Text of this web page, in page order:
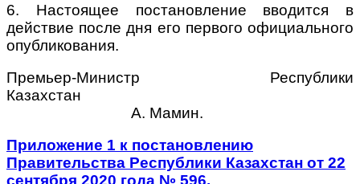
6. Настоящее постановление вводится в
действие после дня его первого официального
опубликования.
Премьер-Министр Республики
Казахстан
А. Мамин.
Приложение 1 к постановлению
Правительства Республики Казахстан от 22
сентября 2020 года № 596.